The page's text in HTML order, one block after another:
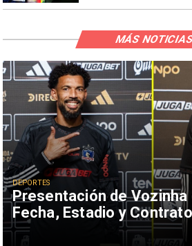
Presentación de Vozinha
Fecha, Estadio y Contrato
DEPORTES
MÁS